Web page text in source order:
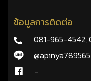
ข้อมูลการติดต่อ
081-965-4542,
@apinya789565
-